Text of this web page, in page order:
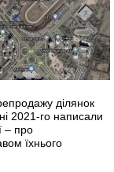
ділянок
2021-го написали
– про
їхнього